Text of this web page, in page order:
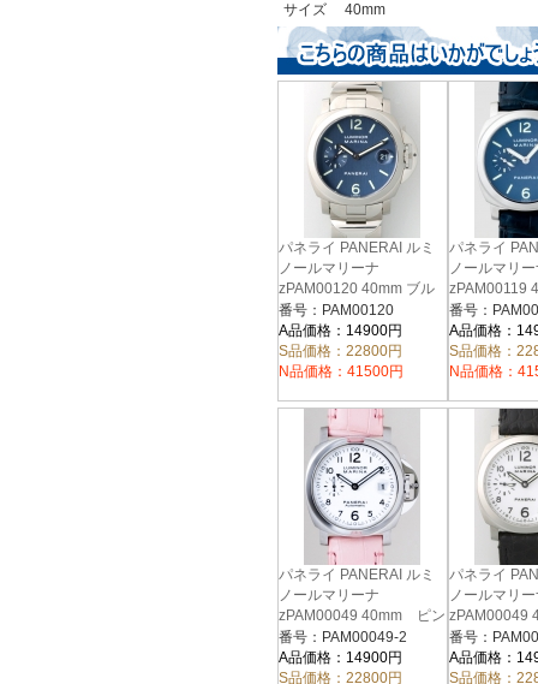
サイズ 40mm
パネライ PANERAI ルミ
ノールマリーナ
zPAM00120 40mm ブル
ー
番号：PAM00120
A品価格：14900円
S品価格：22800円
N品価格：41500円
パネライ
ノールマリ
zPAM00119
ー
番号：
A品価格：
S品価格：
N品価格：
パネライ PANERAI ルミ
ノールマリーナ
zPAM00049 40mm ピン
ク革 ホワイト
番号：PAM00049-2
A品価格：14900円
S品価格：22800円
パネライ
ノールマリ
zPAM00049
ック革 ホワ
番号：
A品価格：
S品価格：